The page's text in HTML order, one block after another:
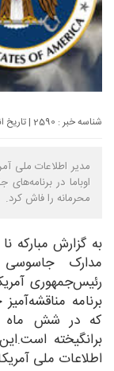
شناسه خبر : 2590 | تاریخ انتشار : ۳۰ دی ۱۳۹۲ - ۱۷:۰۰ |
مدیر اطلاعات ملی
محرمانه را فاش کرد.
به گزارش مبارکه نا
مدارک جاسوسی
رئیس‌جمهوری
برنامه
که در شش ماه
برانگیخته
اطلاعات ملی